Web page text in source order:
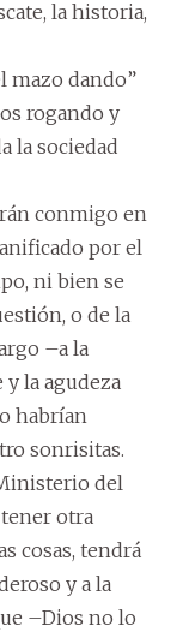
la historia,
mazo dando”
rogando y
la sociedad
conmigo en
por el
ni bien se
o de la
–a la
y la agudeza
habrían
sonrisitas.
del
otra
cosas, tendrá
y a la
–Dios no lo